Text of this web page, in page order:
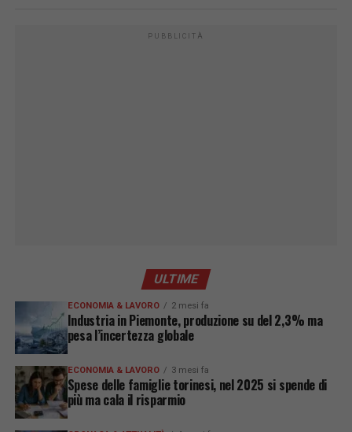
PUBBLICITÀ
ULTIME
ECONOMIA & LAVORO 2 mesi fa
Industria in Piemonte, produzione su del 2,3% ma
pesa l’incertezza globale
ECONOMIA & LAVORO 3 mesi fa
Spese delle famiglie torinesi, nel 2025 si spende di
più ma cala il risparmio